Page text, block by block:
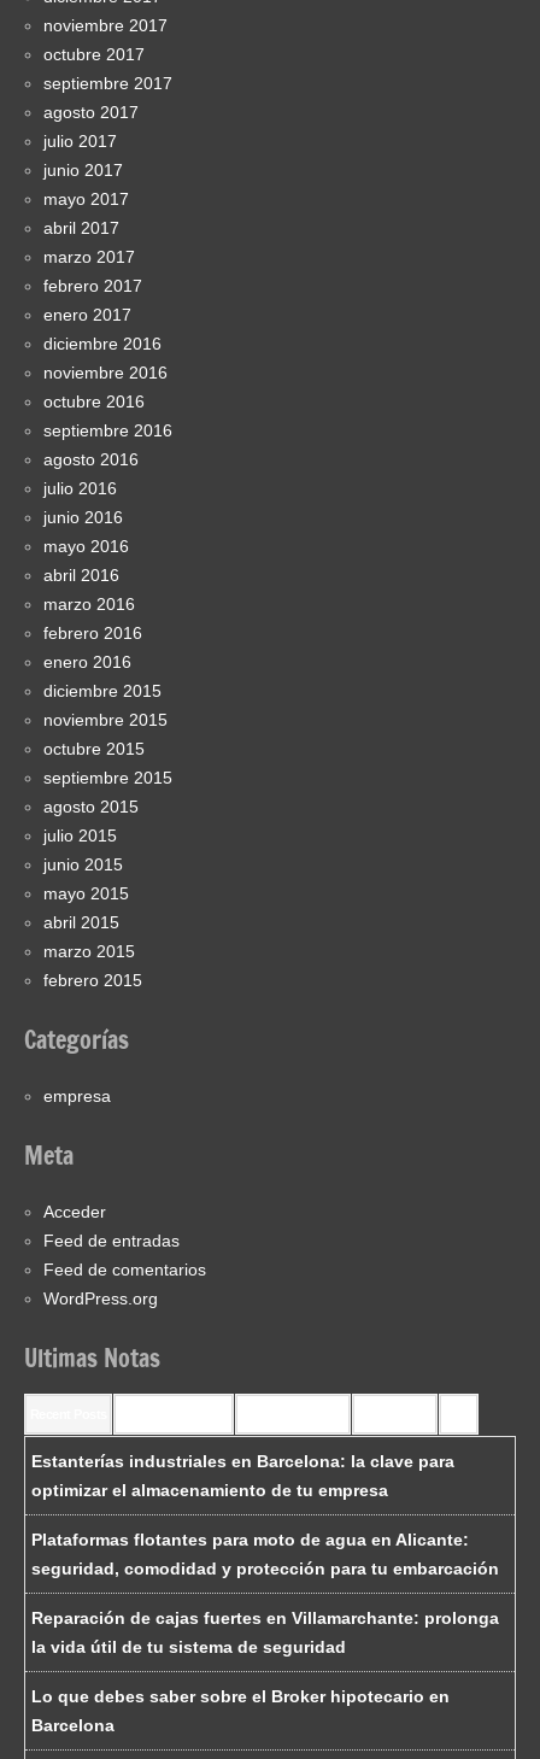
noviembre 2017
octubre 2017
septiembre 2017
agosto 2017
julio 2017
junio 2017
mayo 2017
abril 2017
marzo 2017
febrero 2017
enero 2017
diciembre 2016
noviembre 2016
octubre 2016
septiembre 2016
agosto 2016
julio 2016
junio 2016
mayo 2016
abril 2016
marzo 2016
febrero 2016
enero 2016
diciembre 2015
noviembre 2015
octubre 2015
septiembre 2015
agosto 2015
julio 2015
junio 2015
mayo 2015
abril 2015
marzo 2015
febrero 2015
Categorías
empresa
Meta
Acceder
Feed de entradas
Feed de comentarios
WordPress.org
Ultimas Notas
Estanterías industriales en Barcelona: la clave para
optimizar el almacenamiento de tu empresa
Plataformas flotantes para moto de agua en Alicante:
seguridad, comodidad y protección para tu embarcación
Reparación de cajas fuertes en Villamarchante: prolonga
la vida útil de tu sistema de seguridad
Lo que debes saber sobre el Broker hipotecario en
Barcelona